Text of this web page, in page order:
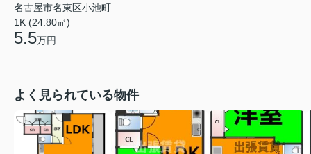
名古屋市名東区小池町
1K (24.80㎡)
5.5万円
よく見られている物件